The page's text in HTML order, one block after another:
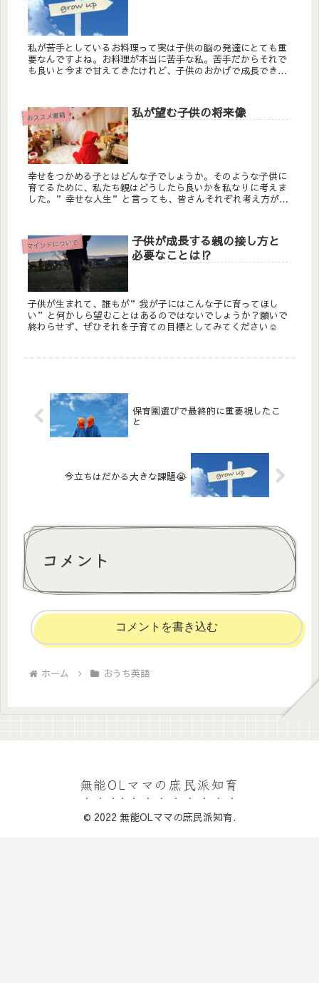
私が苦手としているお料理って実は子供の脳の発達にとても重
要なんですよね。お料理が本当に苦手な私。苦手だからそれで
も良いと今まで甘えてきたけれど、子供のおかげで成長できる
おススメ書籍 私が望む子供の将来像
幸せをつかめる子とはどんな子でしょうか。そのような子供に
育てるために、私たち親はどうしたら良いかを私なりに考えま
した。”幸せな人生”と言っても、皆さんそれぞれ考え方が違
マインドについて
子供が成長する親の接し方と
必要なことは⁉
子供が生まれて、誰もが”我が子にはこんな子に育ってほし
い”と何かしら望むことはあるのではないでしょうか？願いで
終わらせず、ぜひそれを子育ての目標としてみてください☺
保育園選びで最終的に重要視したこ
と
今立ちはだかる大きな課題😭
コメント
コメントを書き込む
ホーム おうち英語
無能OLママの庶民派知育
© 2022 無能OLママの庶民派知育.